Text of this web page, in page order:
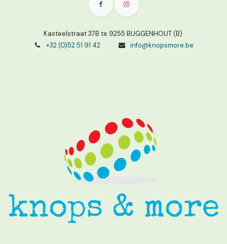
Kasteelstraat 37B te 9255 BUGGENHOUT (B)
+32 (0)52 51 91 42
info@knopsmore.be